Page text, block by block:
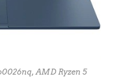
AMD Ryzen 5